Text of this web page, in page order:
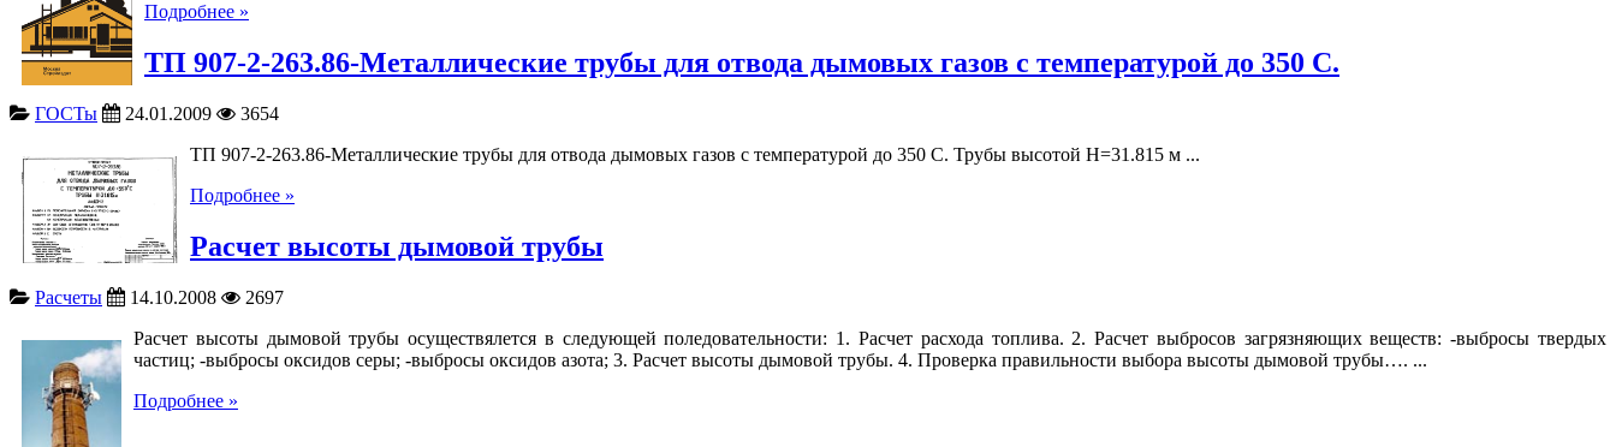
Подробнее »
ТП 907-2-263.86-Металлические трубы для отвода дымовых газов с температурой до 350 С.
ГОСТы 24.01.2009
3654
ТП 907-2-263.86-Металлические трубы для отвода дымовых газов с температурой до 350 С. Трубы высотой H=31.815 м ...
Подробнее »
Расчет высоты дымовой трубы
Расчеты 14.10.2008
2697
Расчет высоты дымовой трубы осуществялется в следующей поледовательности: 1. Расчет расхода топлива. 2. Расчет выбросов загрязняющих веществ: -выбросы твердых
частиц; -выбросы оксидов серы; -выбросы оксидов азота; 3. Расчет высоты дымовой трубы. 4. Проверка правильности выбора высоты дымовой трубы…. ...
Подробнее »